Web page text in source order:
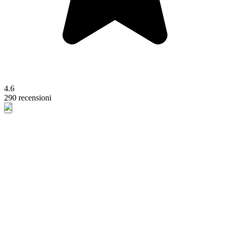
4.6
290 recensioni